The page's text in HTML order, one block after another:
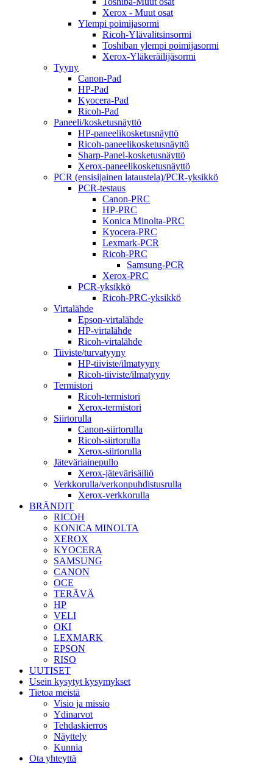
Xerox - Muut osat
Ylempi poimijasormi
Ricoh-Ylävalitsinsormi
Toshiban ylempi poimijasormi
Xerox-Yläkeräilijäsormi
Tyyny
Canon-Pad
HP-Pad
Kyocera-Pad
Ricoh-Pad
Paneeli/kosketusnäyttö
HP-paneelikosketusnäyttö
Ricoh-paneelikosketusnäyttö
Sharp-Panel-kosketusnäyttö
Xerox-paneelikosketusnäyttö
PCR (ensisijainen lataustela)/PCR-yksikkö
PCR-testaus
Canon-PRC
HP-PRC
Konica Minolta-PRC
Kyocera-PRC
Lexmark-PCR
Ricoh-PRC
Samsung-PCR
Xerox-PRC
PCR-yksikkö
Ricoh-PRC-yksikkö
Virtalähde
Epson-virtalähde
HP-virtalähde
Ricoh-virtalähde
Tiiviste/turvatyyny
HP-tiiviste/ilmatyyny
Ricoh-tiiviste/ilmatyyny
Termistori
Ricoh-termistori
Xerox-termistori
Siirtorulla
Canon-siirtorulla
Ricoh-siirtorulla
Xerox-siirtorulla
Jäteväriainepullo
Xerox-jätevärisäiliö
Verkkorulla/verkonpuhdistusrulla
Xerox-verkkorulla
BRÄNDIT
RICOH
KONICA MINOLTA
XEROX
KYOCERA
SAMSUNG
CANON
OCE
TERÄVÄ
HP
VELI
OKI
LEXMARK
EPSON
RISO
UUTISET
Usein kysytyt kysymykset
Tietoa meistä
Visio ja missio
Ydinarvot
Tehdaskierros
Näyttely
Kunnia
Ota yhteyttä